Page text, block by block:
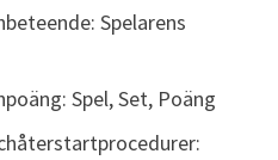
Spelarens
Spel, Set, Poäng